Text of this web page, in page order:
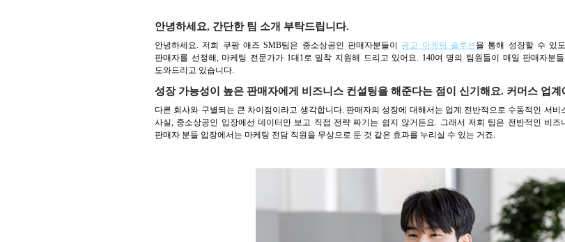
안녕하세요, 간단한 팀 소개 부탁드립니다.
안녕하세요. 저희 쿠팡 애즈 SMB팀은 중소상공인 판매자분들이 광고 마케팅 솔루션 을 통해 성장할 수 있
판매자를 선정해, 마케팅 전문가가 1대1로 밀착 지원해 드리고 있어요. 140여 명의 팀원들이 매일 판매자분
도와드리고 있습니다.
성장 가능성이 높은 판매자에게 비즈니스 컨설팅을 해준다는 점이 신기해요. 커머스 업
다른 회사와 구별되는 큰 차이점이라고 생각합니다. 판매자의 성장에 대해서는 업계 전반적으로 수동적인 서
사실, 중소상공인 입장에선 데이터만 보고 직접 전략 짜기는 쉽지 않거든요. 그래서 저희 팀은 전반적인 비
판매자 분들 입장에서는 마케팅 전담 직원을 무상으로 둔 것 같은 효과를 누리실 수 있는 거죠.